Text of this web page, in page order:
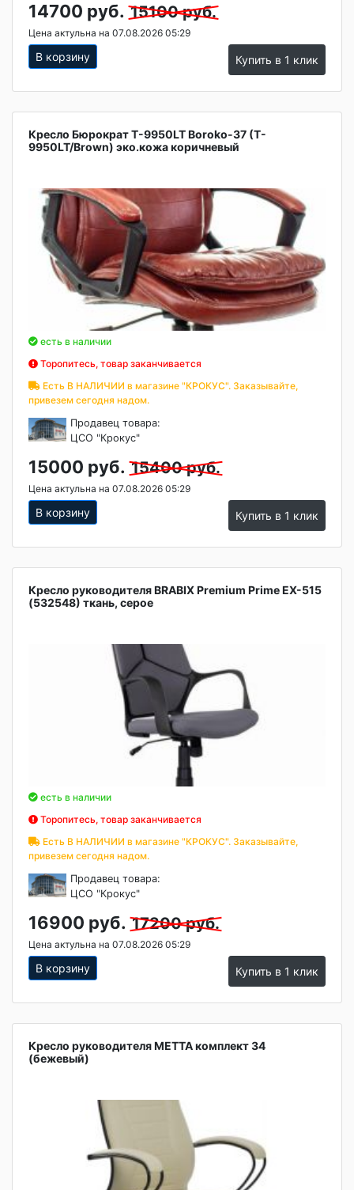
14700 руб. 15100 руб.
Цена актульна на 07.08.2026 05:29
В корзину Купить в 1 клик
Кресло Бюрократ T-9950LT Boroko-37 (T-
9950LT/Brown) эко.кожа коричневый
есть в наличии
Торопитесь, товар заканчивается
Есть В НАЛИЧИИ в магазине "КРОКУС". Заказывайте,
привезем сегодня надом.
Продавец товара:
ЦСО "Крокус"
15000 руб. 15400 руб.
Цена актульна на 07.08.2026 05:29
В корзину Купить в 1 клик
Кресло руководителя BRABIX Premium Prime EX-515
(532548) ткань, серое
есть в наличии
Торопитесь, товар заканчивается
Есть В НАЛИЧИИ в магазине "КРОКУС". Заказывайте,
привезем сегодня надом.
Продавец товара:
ЦСО "Крокус"
16900 руб. 17200 руб.
Цена актульна на 07.08.2026 05:29
В корзину Купить в 1 клик
Кресло руководителя МЕТТА комплект 34
(бежевый)